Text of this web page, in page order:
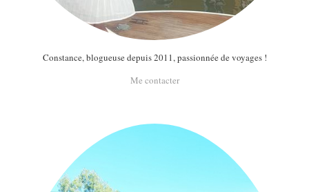
Constance, blogueuse depuis 2011, passionnée de voyages !
Me contacter